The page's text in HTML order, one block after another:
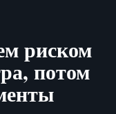
риском
потом